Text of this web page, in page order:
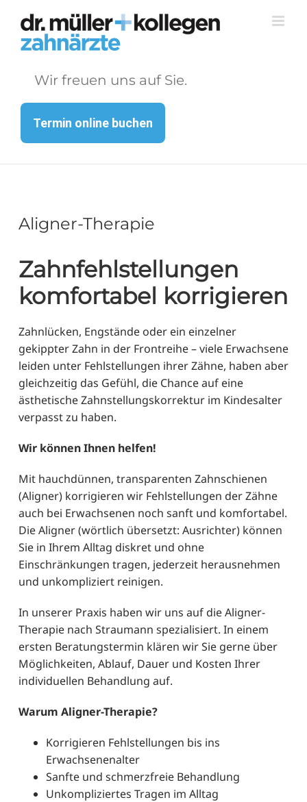
Inhalt
springen
Wir freuen uns auf Sie.
Termin online buchen
Aligner-Therapie
Zahnfehlstellungen
komfortabel
korrigieren
Zahnlücken, Engstände oder ein einzelner
gekippter Zahn in der Frontreihe – viele Erwachsene
leiden unter Fehlstellungen ihrer Zähne, haben aber
gleichzeitig das Gefühl, die Chance auf eine
ästhetische Zahnstellungskorrektur im Kindesalter
verpasst zu haben.
Wir können Ihnen helfen!
Mit hauchdünnen, transparenten Zahnschienen
(Aligner) korrigieren wir Fehlstellungen der Zähne
auch bei Erwachsenen noch sanft und komfortabel.
Die Aligner (wörtlich übersetzt: Ausrichter) können
Sie in Ihrem Alltag diskret und ohne
Einschränkungen tragen, jederzeit herausnehmen
und unkompliziert reinigen.
In unserer Praxis haben wir uns auf die Aligner-
Therapie nach Straumann spezialisiert. In einem
ersten Beratungstermin klären wir Sie gerne über
Möglichkeiten, Ablauf, Dauer und Kosten Ihrer
individuellen Behandlung auf.
Warum Aligner-Therapie?
Korrigieren Fehlstellungen bis ins
Erwachsenenalter
Sanfte und schmerzfreie Behandlung
Unkompliziertes Tragen im Alltag